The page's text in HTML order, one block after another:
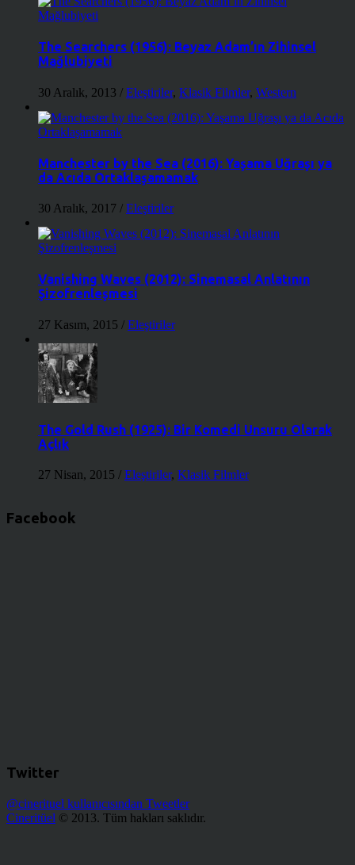
The Searchers (1956): Beyaz Adam’ın Zihinsel
Mağlubiyeti
30 Aralık, 2013 / Eleştiriler, Klasik Filmler, Western
Manchester by the Sea (2016): Yaşama Uğraşı ya
da Acıda Ortaklaşamamak
30 Aralık, 2017 / Eleştiriler
Vanishing Waves (2012): Sinemasal Anlatının
Şizofrenleşmesi
27 Kasım, 2015 / Eleştiriler
The Gold Rush (1925): Bir Komedi Unsuru Olarak
Açlık
27 Nisan, 2015 / Eleştiriler, Klasik Filmler
Facebook
Twitter
@cinerituel kullanıcısından Tweetler
Cineritüel © 2013. Tüm hakları saklıdır.